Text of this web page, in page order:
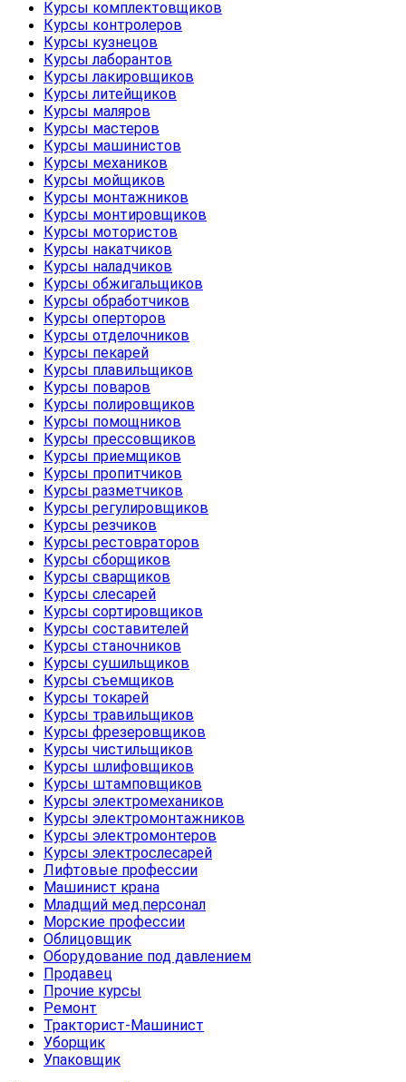
Курсы комплектовщиков
Курсы контролеров
Курсы кузнецов
Курсы лаборантов
Курсы лакировщиков
Курсы литейщиков
Курсы маляров
Курсы мастеров
Курсы машинистов
Курсы механиков
Курсы мойщиков
Курсы монтажников
Курсы монтировщиков
Курсы мотористов
Курсы накатчиков
Курсы наладчиков
Курсы обжигальщиков
Курсы обработчиков
Курсы оперторов
Курсы отделочников
Курсы пекарей
Курсы плавильщиков
Курсы поваров
Курсы полировщиков
Курсы помощников
Курсы прессовщиков
Курсы приемщиков
Курсы пропитчиков
Курсы разметчиков
Курсы регулировщиков
Курсы резчиков
Курсы рестовраторов
Курсы сборщиков
Курсы сварщиков
Курсы слесарей
Курсы сортировщиков
Курсы составителей
Курсы станочников
Курсы сушильщиков
Курсы съемщиков
Курсы токарей
Курсы травильщиков
Курсы фрезеровщиков
Курсы чистильщиков
Курсы шлифовщиков
Курсы штамповщиков
Курсы электромехаников
Курсы электромонтажников
Курсы электромонтеров
Курсы электрослесарей
Лифтовые профессии
Машинист крана
Младщий мед.персонал
Морские профессии
Облицовщик
Оборудование под давлением
Продавец
Прочие курсы
Ремонт
Тракторист-Машинист
Уборщик
Упаковщик